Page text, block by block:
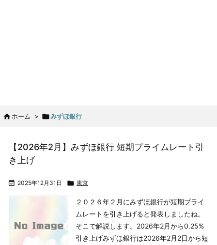
 ホーム > みずほ銀行
【2026年2月】みずほ銀行 短期プライムレート引
き上げ
 2025年12月31日  東京
２０２６年２月にみずほ銀行が短期プライ
ムレートを引き上げると発表しましたね。
そこで解説します。 2026年2月から0.25%
引き上げみずほ銀行は2026年2月2日から短